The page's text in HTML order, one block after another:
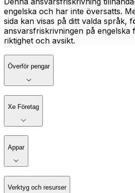
engelska och har inte översatts.
sida kan visas på ditt valda språk,
ansvarsfriskrivningen på engelska
riktighet och avsikt.
Överför pengar
Xe Företag
Appar
Verktyg och resurser